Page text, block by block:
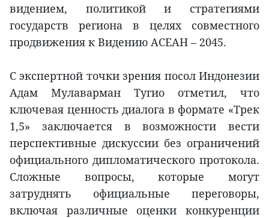
видением, политикой и стратегиями
государств региона в целях совместного
продвижения к Видению АСЕАН – 2045.
С экспертной точки зрения посол Индонезии
Адам Мулаварман Тугио отметил, что
ключевая ценность диалога в формате «Трек
1,5» заключается в возможности вести
перспективные дискуссии без ограничений
официального дипломатического протокола.
Сложные вопросы, которые могут
затруднять официальные переговоры,
включая различные оценки конкуренции